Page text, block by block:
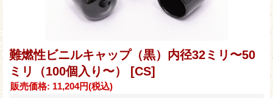
難燃性ビニルキャップ（黒）内径32ミリ〜50
ミリ（100個入り〜） [CS]
販売価格: 11,204円(税込)